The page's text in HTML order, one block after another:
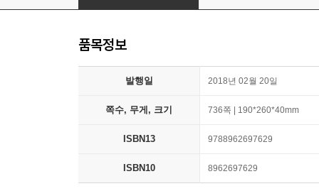
품목정보
발행일 2018년 02월 20일
쪽수, 무게, 크기 736쪽 | 190*260*40mm
ISBN13 9788962697629
ISBN10 8962697629